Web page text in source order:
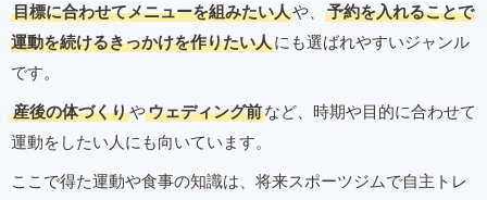
目標に合わせてメニューを組みたい人や、
予約を入れることで
運動を続けるきっかけを作りたい人にも選ばれやすいジャンル
です。
産後の体づくりやウェディング前など、時期や目的に合わせて
運動をしたい人にも向いています。
ここで得た運動や食事の知識は、将来スポーツジムで自主トレ